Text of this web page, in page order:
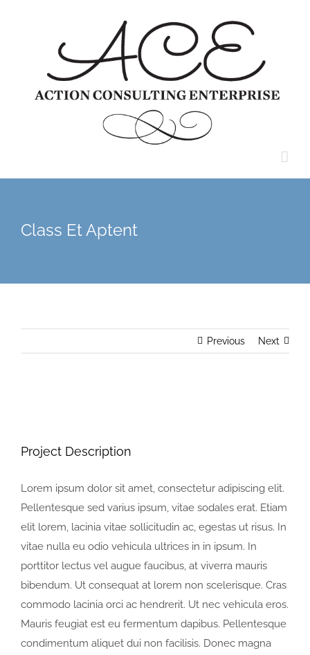
Class Et Aptent
Previous Next
Project Description
Lorem ipsum dolor sit amet, consectetur adipiscing elit.
Pellentesque sed varius ipsum, vitae sodales erat. Etiam
elit lorem, lacinia vitae sollicitudin ac, egestas ut risus. In
vitae nulla eu odio vehicula ultrices in in ipsum. In
porttitor lectus vel augue faucibus, at viverra mauris
bibendum. Ut consequat at lorem non scelerisque. Cras
commodo lacinia orci ac hendrerit. Ut nec vehicula eros.
Mauris feugiat est eu fermentum dapibus. Pellentesque
condimentum aliquet dui non facilisis. Donec magna